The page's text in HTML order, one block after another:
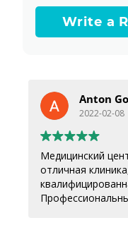
Write a
Anton
2022-02-08
Медицинский
отличная
Профессиональный и